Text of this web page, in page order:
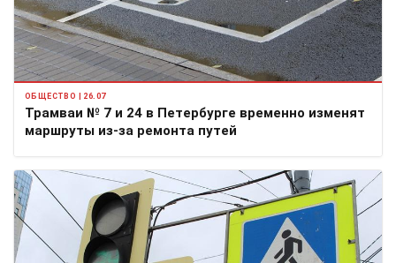
ОБЩЕСТВО | 26.07
Трамваи № 7 и 24 в Петербурге временно изменят
маршруты из-за ремонта путей